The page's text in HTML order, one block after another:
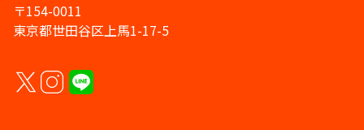
〒154-0011
東京都世田谷区上馬1-17-5